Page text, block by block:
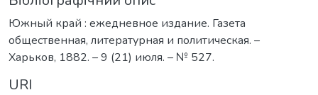
Южный край : ежедневное издание. Газета
общественная, литературная и политическая. –
Харьков, 1882. – 9 (21) июля. – № 527.
URI